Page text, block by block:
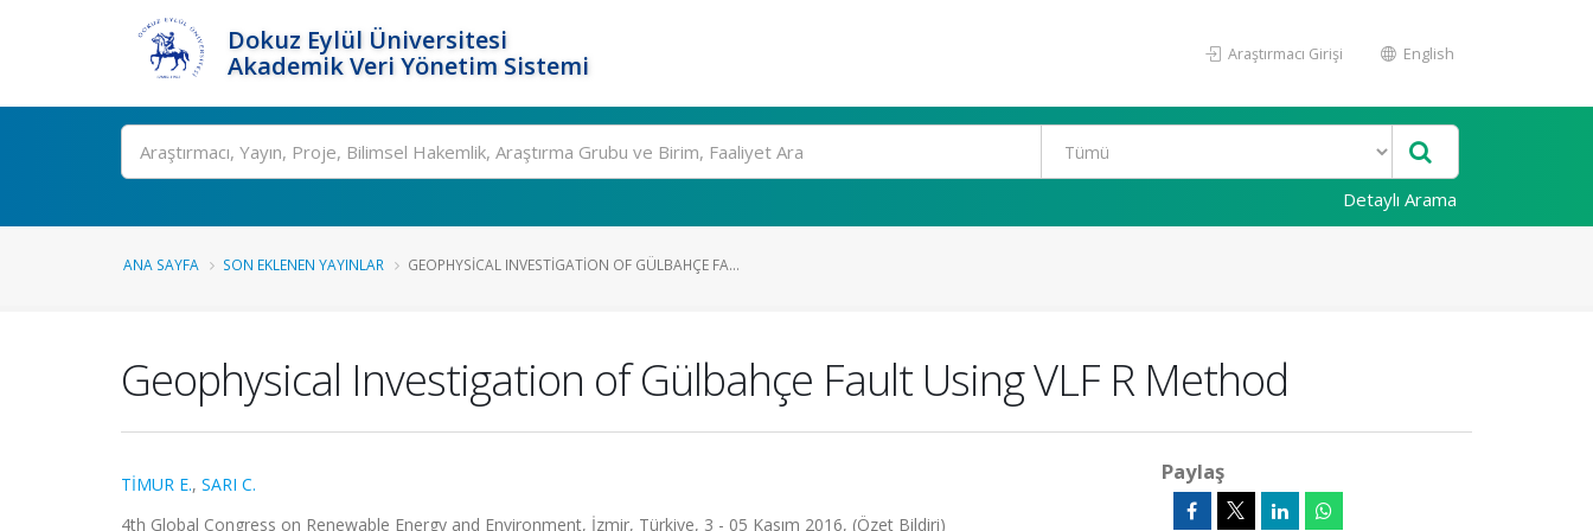
Dokuz Eylül Üniversitesi
Akademik Veri Yönetim Sistemi
Araştırmacı Girişi English
Ara
Detaylı Arama
ANA SAYFA SON EKLENEN YAYINLAR GEOPHYSICAL INVESTIGATION OF GÜLBAHÇE FA...
Geophysical Investigation of Gülbahçe Fault Using VLF R Method
TİMUR E., SARI C.
4th Global Congress on Renewable Energy and Environment, İzmir, Türkiye, 3 - 05 Kasım 2016, (Özet Bildiri)
Paylaş